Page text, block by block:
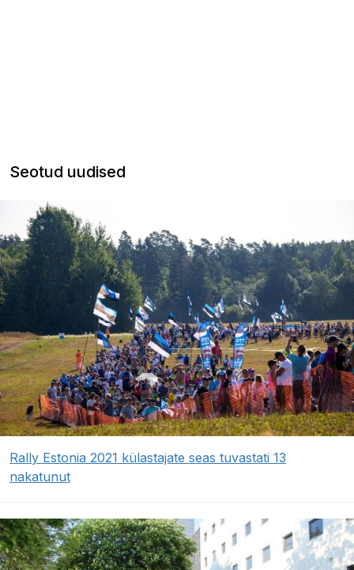
Seotud uudised
Rally Estonia 2021 külastajate seas tuvastati 13
nakatunut